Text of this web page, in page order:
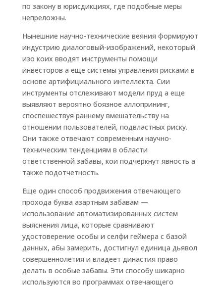
по закону в юрисдикциях, где подобные меры
непреложны.
Нынешние научно-технические веяния формируют
индустрию диалоговый-изображений, некоторый
изо коих вводят инструменты помощи
инвесторов а еще системы управления рисками в
основе артифициального интеллекта. Сии
инструменты отслеживают модели пруд а еще
выявляют вероятно боязное аллопрининг,
споспешествуя раннему вмешательству на
отношении пользователей, подвластных риску.
Они также отвечают современным научно-
техническим тенденциям в области
ответственной забавы, кои подчеркнут явность а
также подотчетность.
Еще один способ продвижения отвечающего
прохода буква азартным забавам —
использование автоматизированных систем
выяснения лица, которые сравнивают
удостоверение особы и селфи геймера с базой
данных, абы замерить, достигнул единица дьявол
совершеннолетия и владеет династия право
делать в особые забавы. Эти способу шикарно
используются во программах отвечающего